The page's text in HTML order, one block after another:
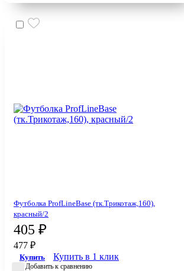
Футболка ProfLineBase (тк.Трикотаж,160),
красный/2
405 ₽
477 ₽
Купить Купить в 1 клик
Добавить к сравнению